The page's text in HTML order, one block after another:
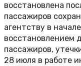
восстановлена
пассажиров
агентству в
восстановлением
пассажиров,
28 июля в работе